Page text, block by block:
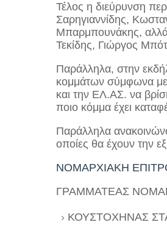
Τέλος η διεύρυνση
Σαρηγιαννίδης,
Μπαρμπουνάκης, αλλά
Τεκίδης, Γιώργος
Παράλληλα, στην
κομμάτων σύμφωνα
και την ΕΛ.ΑΣ. να
ποιο κόμμα έχει
Παράλληλα
οποίες θα έχουν την
ΝΟΜΑΡΧΙΑΚΗ
ΓΡΑΜΜΑΤΕΑΣ
ΚΟΥΣΤΟΧΗΝΑΣ